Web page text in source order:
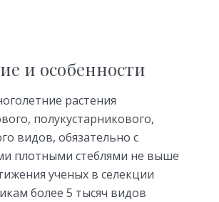
и особенности
растения
полукустарникового,
видов, обязательно с
плотными стеблями не выше
ученых в селекции
более 5 тысяч видов